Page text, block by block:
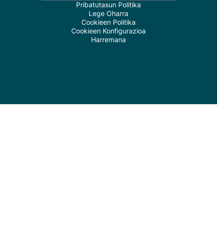
Pribatutasun Politika
Lege Oharra
Cookieen Politika
Cookieen Konfigurazioa
Harremana